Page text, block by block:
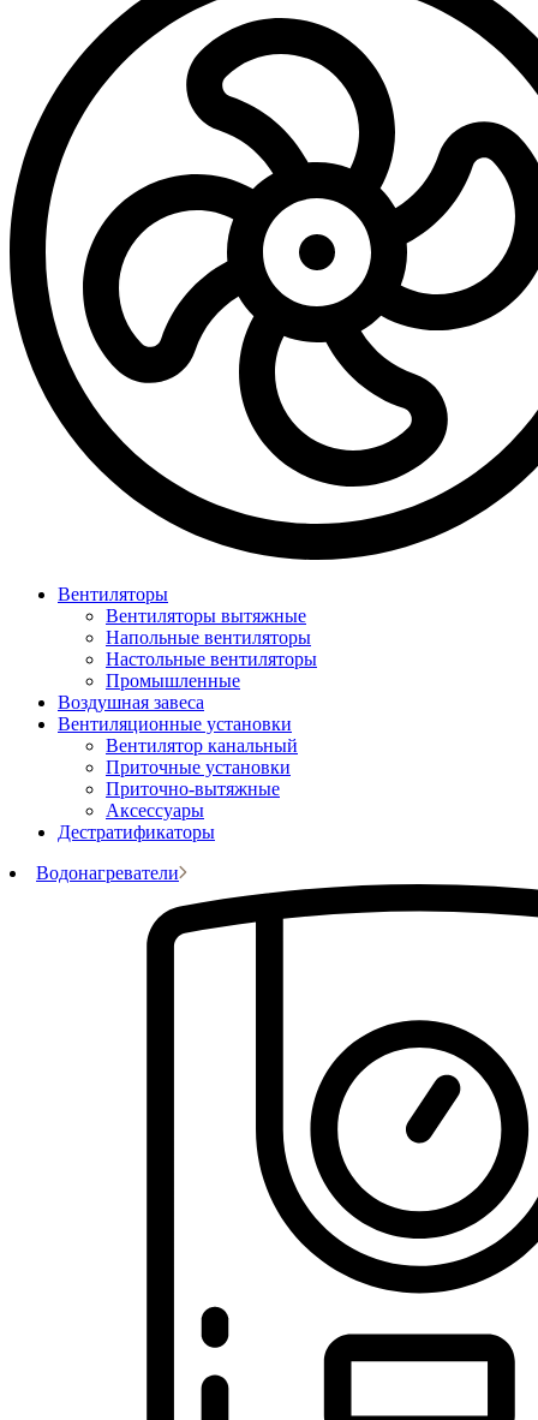
Вентиляторы
Вентиляторы вытяжные
Напольные вентиляторы
Настольные вентиляторы
Промышленные
Воздушная завеса
Вентиляционные установки
Вентилятор канальный
Приточные установки
Приточно-вытяжные
Аксессуары
Дестратификаторы
Водонагреватели